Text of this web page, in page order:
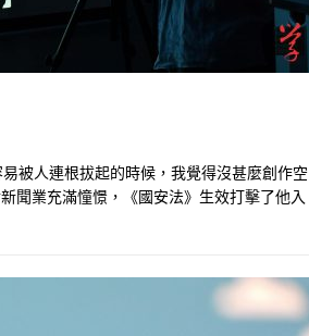
被人連根拔起的時候，我覺得沒甚麼創作空
聞業充滿憧憬，《國安法》生效打擊了他入